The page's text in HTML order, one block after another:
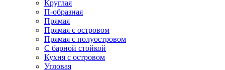
Круглая
П-образная
Прямая
Прямая с островом
Прямая с полуостровом
С барной стойкой
Кухня с островом
Угловая